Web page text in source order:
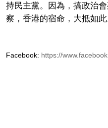
持民主黨。因為，搞政治
察，香港的宿命，大抵如此
Facebook: https://